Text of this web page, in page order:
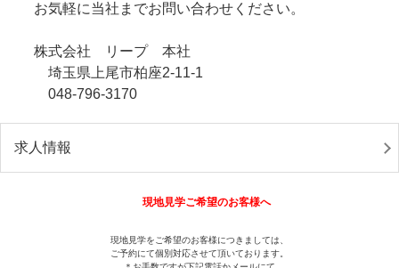
お気軽に当社までお問い合わせください。
株式会社 リープ 本社
埼玉県上尾市柏座2-11-1
048-796-3170
求人情報
現地見学ご希望のお客様へ
現地見学をご希望のお客様につきましては、
ご予約にて個別対応させて頂いております。